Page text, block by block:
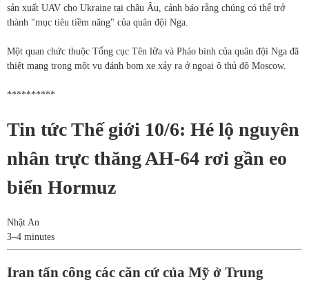
sản xuất UAV cho Ukraine tại châu Âu, cảnh báo rằng chúng có thể trở
thành "mục tiêu tiềm năng" của quân đội Nga.
Một quan chức thuộc Tổng cục Tên lửa và Pháo binh của quân đội Nga đã
thiệt mạng trong một vụ đánh bom xe xảy ra ở ngoại ô thủ đô Moscow.
**********
Tin tức Thế giới 10/6: Hé lộ nguyên
nhân trực thăng AH-64 rơi gần eo
biển Hormuz
Nhật An
3–4 minutes
Iran tấn công các căn cứ của Mỹ ở Trung